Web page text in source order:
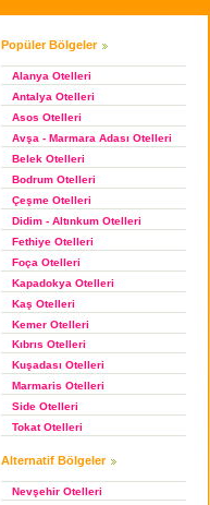
Popüler Bölgeler
Alanya Otelleri
Antalya Otelleri
Asos Otelleri
Avşa - Marmara Adası Otelleri
Belek Otelleri
Bodrum Otelleri
Çeşme Otelleri
Didim - Altınkum Otelleri
Fethiye Otelleri
Foça Otelleri
Kapadokya Otelleri
Kaş Otelleri
Kemer Otelleri
Kıbrıs Otelleri
Kuşadası Otelleri
Marmaris Otelleri
Side Otelleri
Tokat Otelleri
Alternatif Bölgeler
Nevşehir Otelleri